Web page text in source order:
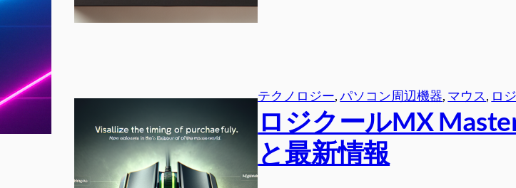
テクノロジー, パソコン周辺機器, マウス, ロ
ロジクールMX
と最新情報